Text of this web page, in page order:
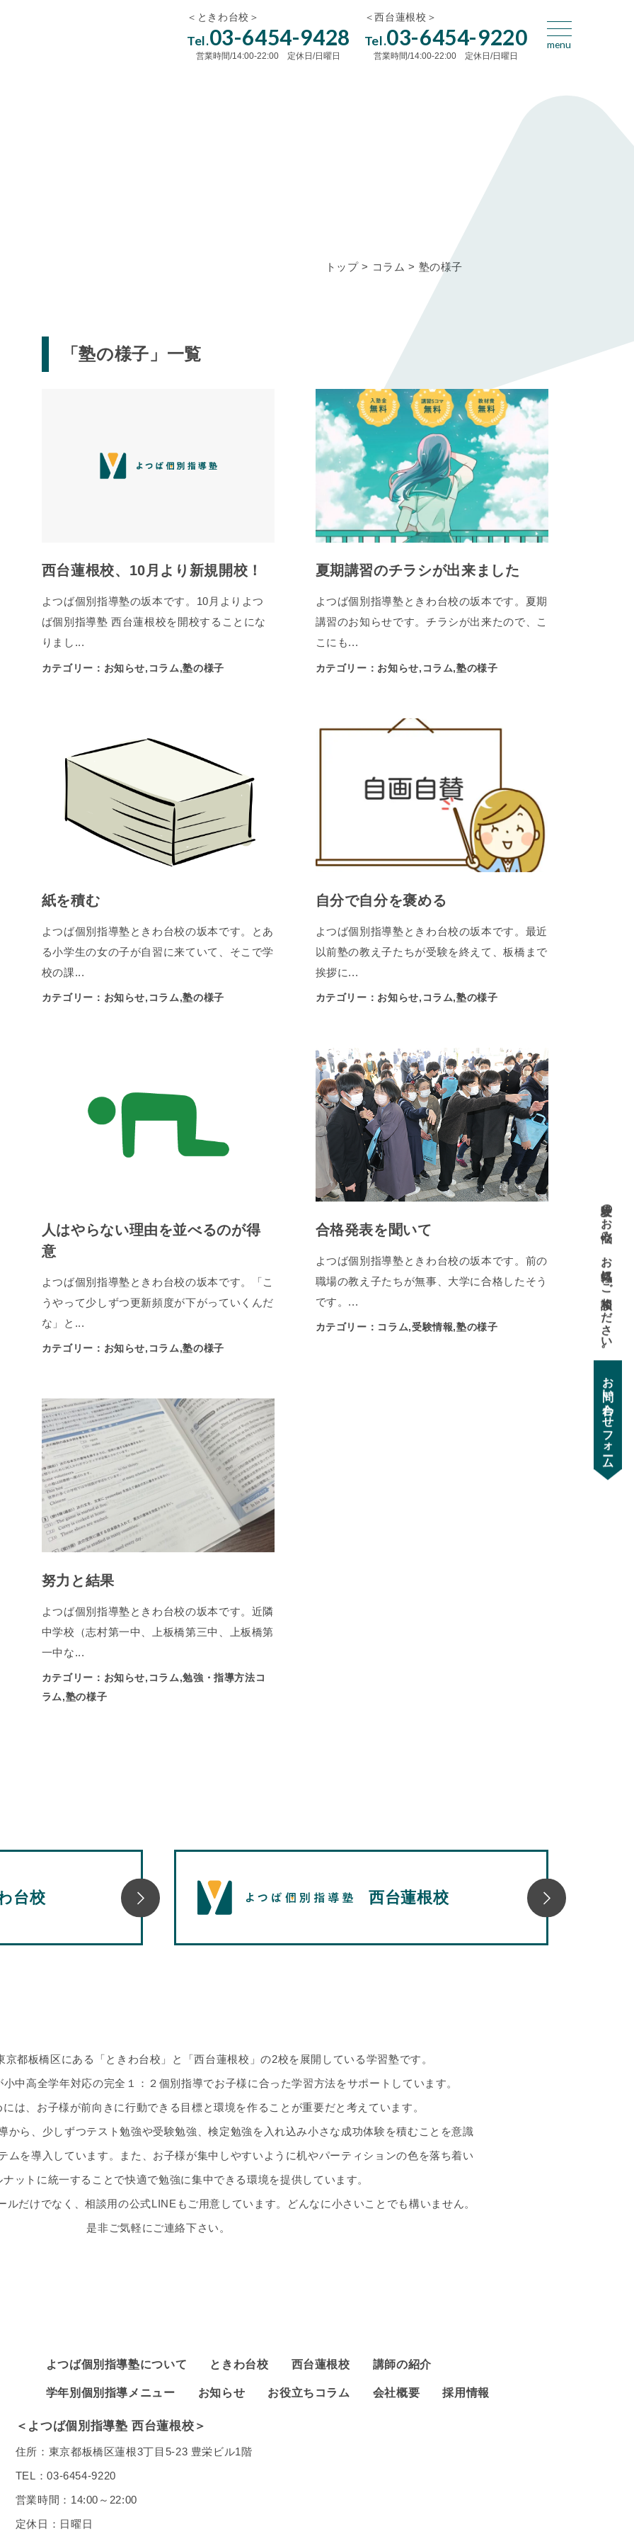
＜ときわ台校＞
Tel.03-6454-9428
営業時間/14:00-22:00 定休日/日曜日
＜西台蓮根校＞
Tel.03-6454-9220
営業時間/14:00-22:00 定休日/日曜日
トップ> コラム > 塾の様子
「塾の様子」一覧
西台蓮根校、10月より新規開校！
よつば個別指導塾の坂本です。10月よりよつ
ば個別指導塾 西台蓮根校を開校することにな
りまし...
カテゴリー：お知らせ,コラム,塾の様子
夏期講習のチラシが出来ました
よつば個別指導塾ときわ台校の坂本です。夏期
講習のお知らせです。チラシが出来たので、こ
こにも...
カテゴリー：お知らせ,コラム,塾の様子
紙を積む
よつば個別指導塾ときわ台校の坂本です。とあ
る小学生の女の子が自習に来ていて、そこで学
校の課...
カテゴリー：お知らせ,コラム,塾の様子
自分で自分を褒める
よつば個別指導塾ときわ台校の坂本です。最近
以前塾の教え子たちが受験を終えて、板橋まで
挨拶に...
カテゴリー：お知らせ,コラム,塾の様子
人はやらない理由を並べるのが得
意
よつば個別指導塾ときわ台校の坂本です。「こ
うやって少しずつ更新頻度が下がっていくんだ
な」と...
カテゴリー：お知らせ,コラム,塾の様子
合格発表を聞いて
よつば個別指導塾ときわ台校の坂本です。前の
職場の教え子たちが無事、大学に合格したそう
です。...
カテゴリー：コラム,受験情報,塾の様子
努力と結果
よつば個別指導塾ときわ台校の坂本です。近隣
中学校（志村第一中、上板橋第三中、上板橋第
一中な...
カテゴリー：お知らせ,コラム,勉強・指導方法コ
ラム,塾の様子
台校 西台蓮根校
京都板橋区にある「ときわ台校」と「西台蓮根校」の2校を展開している学習塾です。
中高全学年対応の完全１：２個別指導でお子様に合った学習方法をサポートしています。
は、お子様が前向きに行動できる目標と環境を作ることが重要だと考えています。
から、少しずつテスト勉強や受験勉強、検定勉強を入れ込み小さな成功体験を積むことを意識
ムを導入しています。また、お子様が集中しやすいように机やパーティションの色を落ち着い
ットに統一することで快適で勉強に集中できる環境を提供しています。
ルだけでなく、相談用の公式LINEもご用意しています。どんなに小さいことでも構いません。
是非ご気軽にご連絡下さい。
よつば個別指導塾について ときわ台校 西台蓮根校 講師の紹介
学年別個別指導メニュー お知らせ お役立ちコラム 会社概要 採用情報
＜よつば個別指導塾 西台蓮根校＞
住所：東京都板橋区蓮根3丁目5-23 豊栄ビル1階
TEL：03-6454-9220
営業時間：14:00～22:00
定休日：日曜日
受験のお悩み、お気軽にご相談ください。
お問い合わせフォーム